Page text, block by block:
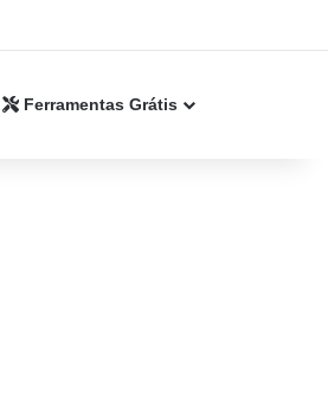
Ferramentas Grátis